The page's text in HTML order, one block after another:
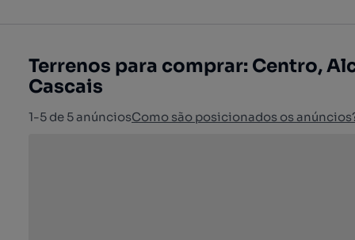
Terrenos para comprar: Centro,
Cascais
1-5 de 5 anúnciosComo são posicionados os